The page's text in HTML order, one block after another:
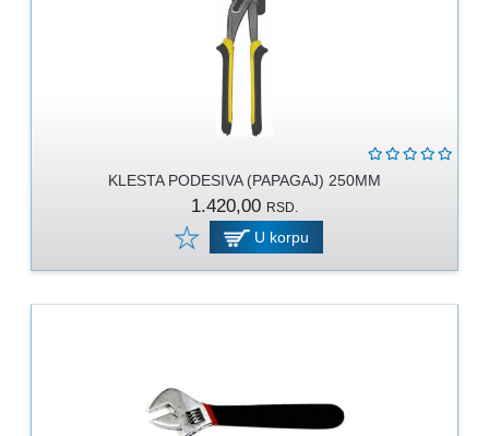
KLESTA PODESIVA (PAPAGAJ) 250MM
1.420,00 RSD.
U korpu